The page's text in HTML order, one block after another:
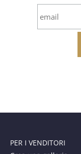
PER I VENDITORI